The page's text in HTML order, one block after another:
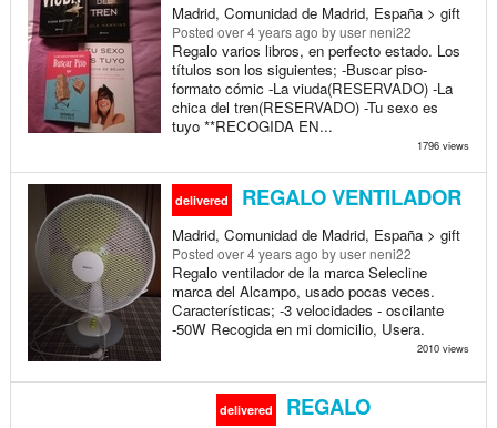
Madrid, Comunidad de Madrid, España > gift
Posted over 4 years ago by user neni22
Regalo varios libros, en perfecto estado. Los
títulos son los siguientes; -Buscar piso-
formato cómic -La viuda(RESERVADO) -La
chica del tren(RESERVADO) -Tu sexo es
tuyo **RECOGIDA EN...
1796 views
delivered REGALO VENTILADOR
Madrid, Comunidad de Madrid, España > gift
Posted over 4 years ago by user neni22
Regalo ventilador de la marca Selecline
marca del Alcampo, usado pocas veces.
Características; -3 velocidades - oscilante
-50W Recogida en mi domicilio, Usera.
2010 views
delivered
REGALO